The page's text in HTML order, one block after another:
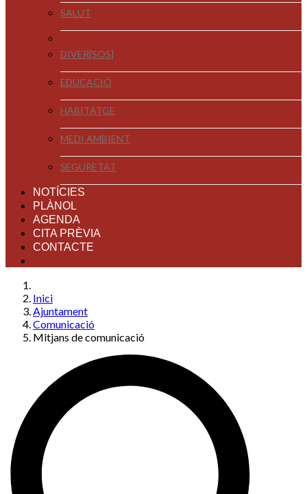
SALUT
DIVER[SOS]
EDUCACIÓ
HABITATGE
MEDI AMBIENT
SEGURETAT
NOTÍCIES
PLÀNOL
AGENDA
CITA PRÈVIA
CONTACTE
Inici
Ajuntament
Comunicació
Mitjans de comunicació